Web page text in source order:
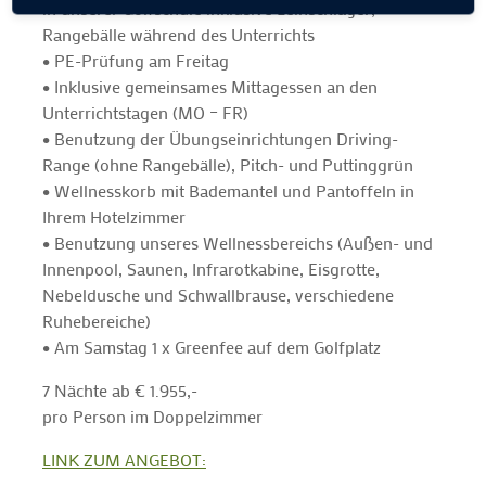
Rangebälle während des Unterrichts
• PE-Prüfung am Freitag
• Inklusive gemeinsames Mittagessen an den
Unterrichtstagen (MO – FR)
• Benutzung der Übungseinrichtungen Driving-
Range (ohne Rangebälle), Pitch- und Puttinggrün
• Wellnesskorb mit Bademantel und Pantoffeln in
Ihrem Hotelzimmer
• Benutzung unseres Wellnessbereichs (Außen- und
Innenpool, Saunen, Infrarotkabine, Eisgrotte,
Nebeldusche und Schwallbrause, verschiedene
Ruhebereiche)
• Am Samstag 1 x Greenfee auf dem Golfplatz
7 Nächte ab € 1.955,-
pro Person im Doppelzimmer
LINK ZUM ANGEBOT: